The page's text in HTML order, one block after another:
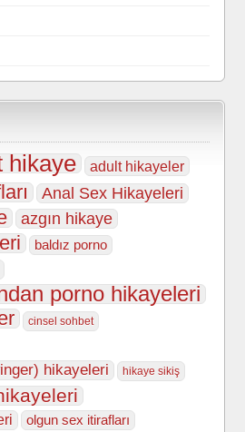
hikaye adult hikayeler
Anal Sex Hikayeleri
azgın hikaye
baldız porno
porno hikayeleri
cinsel sohbet
hikayeleri hikaye sikiş
olgun sex itirafları